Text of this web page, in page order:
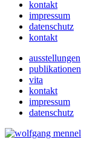
kontakt
impressum
datenschutz
kontakt
ausstellungen
publikationen
vita
kontakt
impressum
datenschutz